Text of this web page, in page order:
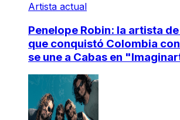
Artista actual
Penelope Robin: la artista
que conquistó Colombia
se une a Cabas en